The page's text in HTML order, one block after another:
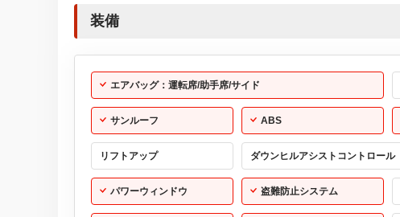
装備
エアバッグ：運転席/助手席/サイド
サンルーフ ABS
リフトアップ ダウンヒルアシストコントロール
パワーウィンドウ 盗難防止システム